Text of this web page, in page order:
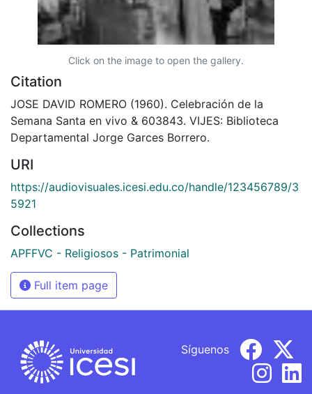
Click on the image to open the gallery.
Citation
JOSE DAVID ROMERO (1960). Celebración de la
Semana Santa en vivo & 603843. VIJES: Biblioteca
Departamental Jorge Garces Borrero.
URI
https://audiovisuales.icesi.edu.co/handle/123456789/3
5921
Collections
APFFVC - Religiosos - Patrimonial
Full item page
Síguenos